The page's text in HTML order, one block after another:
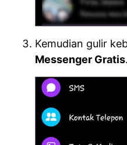
Kemudian gulir
Messenger Gratis.